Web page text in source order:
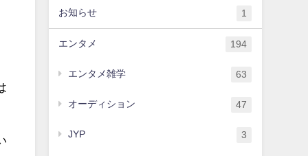
お知らせ 1
エンタメ 194
エンタメ雑学 63
オーディション 47
JYP 3